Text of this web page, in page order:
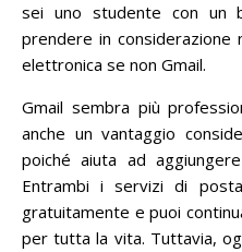
sei uno studente con un
prendere in
elettronica se non Gmail.
Gmail sembra più
anche un vantaggio
poiché aiuta ad
Entrambi i servizi di
gratuitamente e puoi
per tutta la vita. Tuttavia,